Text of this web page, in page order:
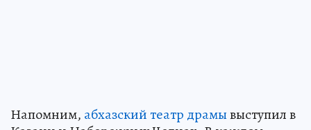
Напомним, абхазский театр драмывыступил в